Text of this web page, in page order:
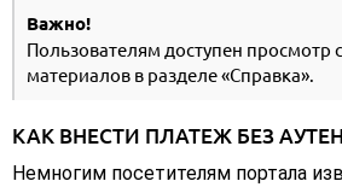
Важно!
Пользователям доступен просмотр
материалов в разделе «Справка».
КАК ВНЕСТИ ПЛАТЕЖ БЕЗ
Немногим посетителям портала